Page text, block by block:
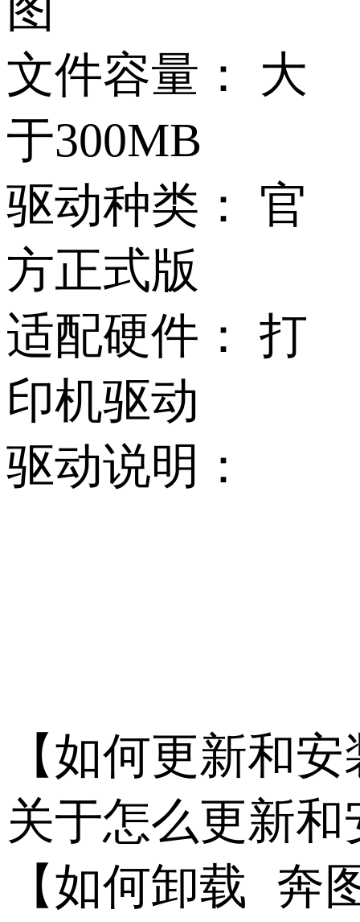
文件容量：
大
于300MB
驱动种类：
官
方正式版
适配硬件：
打
印机驱动
驱动说明：
【如何更新和
关于怎么更新
【如何卸载